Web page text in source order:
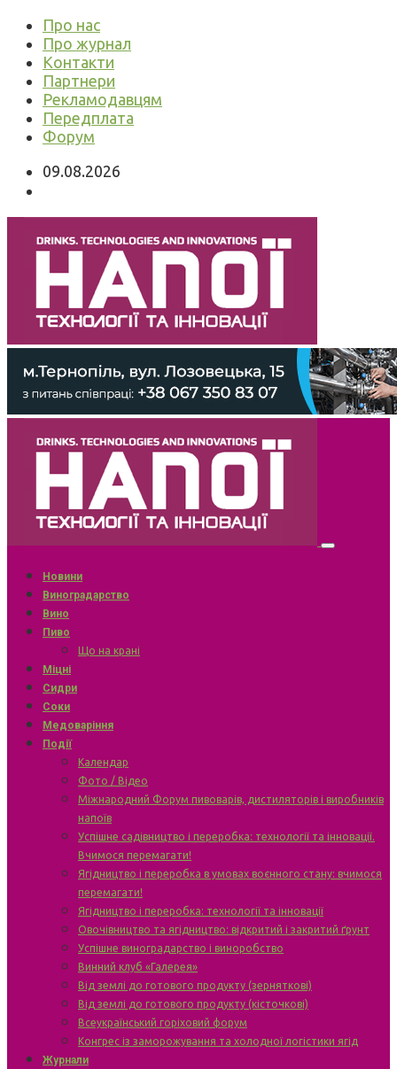
Про нас
Про журнал
Контакти
Партнери
Рекламодавцям
Передплата
Форум
09.08.2026
Новини
Виноградарство
Вино
Пиво
Що на крані
Міцні
Сидри
Соки
Медоваріння
Події
Календар
Фото / Відео
Міжнародний Форум пивоварів, дистиляторів і виробників
напоїв
Успішне садівництво і переробка: технології та інновації.
Вчимося перемагати!
Ягідництво і переробка в умовах воєнного стану: вчимося
перемагати!
Ягідництво і переробка: технології та інновації
Овочівництво та ягідництво: відкритий і закритий ґрунт
Успішне виноградарство і виноробство
Винний клуб «Галерея»
Від землі до готового продукту (зерняткові)
Від землі до готового продукту (кісточкові)
Всеукраїнський горіховий форум
Конгрес із заморожування та холодної логістики ягід
Журнали